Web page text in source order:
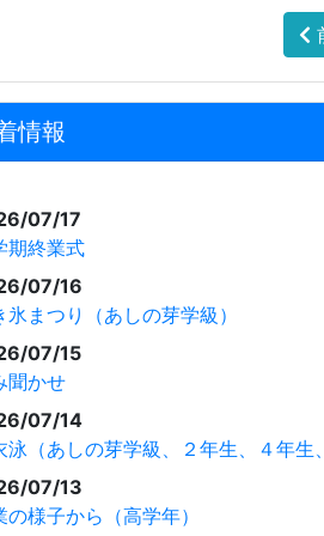
情報
07/17
期終業式
07/16
氷まつり（あしの芽学級）
07/15
聞かせ
07/14
泳（あしの芽学級、２年生、４年生
07/13
の様子から（高学年）